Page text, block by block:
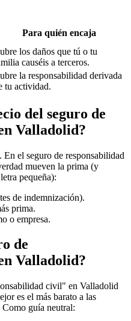
Para quién encaja
los daños que tú o tu
causéis a terceros.
la responsabilidad derivada
tu actividad.
del seguro de
Valladolid?
el seguro de responsabilidad
mueven la prima (y
pequeña):
de indemnización).
prima.
o empresa.
de
Valladolid?
civil" en Valladolid
es el más barato a las
Como guía neutral: